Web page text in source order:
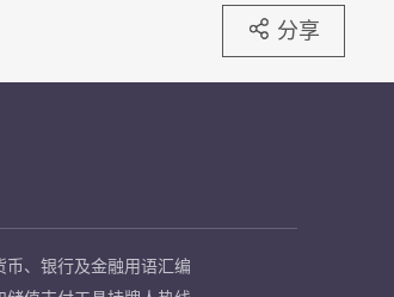
分享
币、银行及金融用语汇编